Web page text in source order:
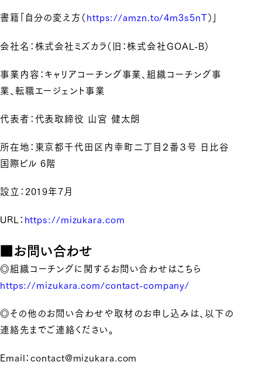
書籍「自分の変え方（https://amzn.to/4m3s5nT）」
会社名：株式会社ミズカラ（旧：株式会社GOAL-B）
事業内容：キャリアコーチング事業、組織コーチング事
業、転職エージェント事業
代表者：代表取締役 山宮 健太朗
所在地：東京都千代田区内幸町二丁目２番３号 日比谷
国際ビル 6階
設立：2019年7月
URL： https://mizukara.com
■お問い合わせ
◎組織コーチングに関するお問い合わせはこちら
https://mizukara.com/contact-company/
◎その他のお問い合わせや取材のお申し込みは、以下の
連絡先までご連絡ください。
Email：contact@mizukara.com